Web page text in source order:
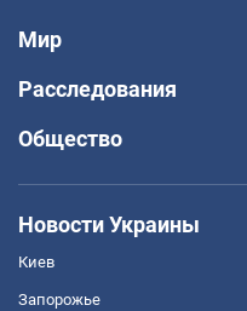
Мир
Расследования
Общество
Новости Украины
Киев
Запорожье